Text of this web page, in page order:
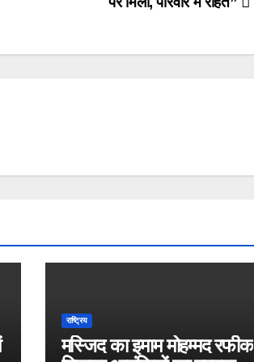
राष्ट्रिय
मस्जिद का इमाम मोहम्मद रफीक